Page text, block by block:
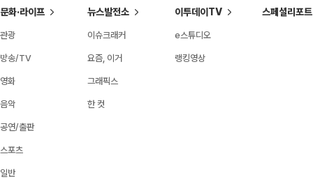
문화·라이프
관광
방송/TV
영화
음악
공연/출판
스포츠
일반
뉴스발전소
이슈크래커
요즘, 이거
그래픽스
한 컷
이투데이TV
e스튜디오
랭킹영상
스페셜리포트